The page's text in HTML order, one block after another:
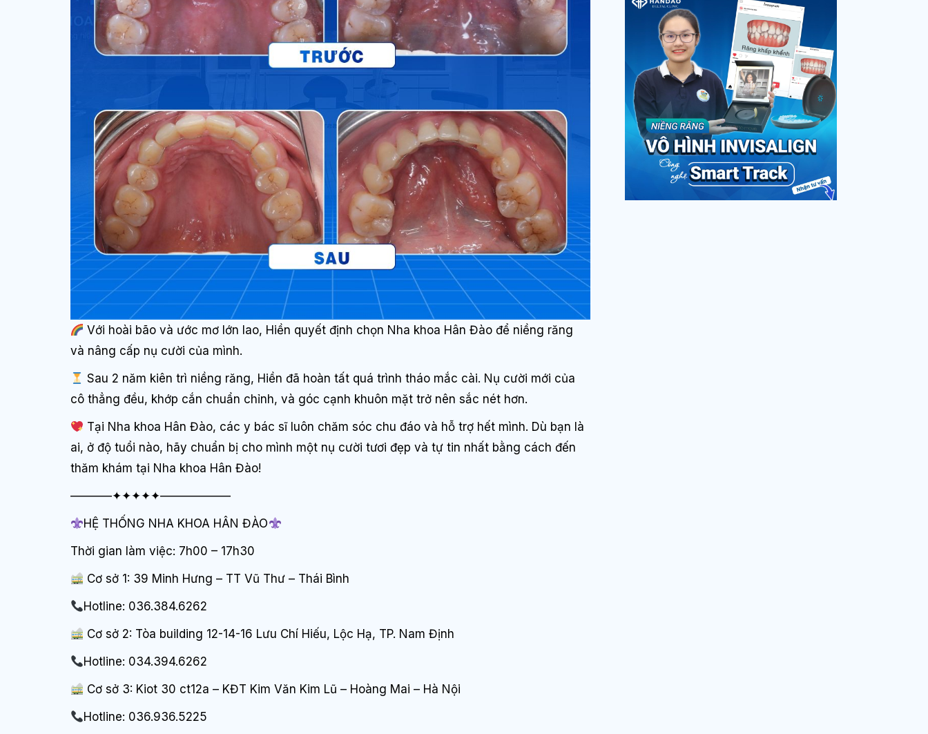
Với hoài bão và ước mơ lớn lao, Hiền quyết định chọn Nha khoa Hân Đào để niềng răng
và nâng cấp nụ cười của mình.
Sau 2 năm kiên trì niềng răng, Hiền đã hoàn tất quá trình tháo mắc cài. Nụ cười mới của
cô thẳng đều, khớp cắn chuẩn chỉnh, và góc cạnh khuôn mặt trở nên sắc nét hơn.
Tại Nha khoa Hân Đào, các y bác sĩ luôn chăm sóc chu đáo và hỗ trợ hết mình. Dù bạn là
ai, ở độ tuổi nào, hãy chuẩn bị cho mình một nụ cười tươi đẹp và tự tin nhất bằng cách đến
thăm khám tại Nha khoa Hân Đào!
———–✦✦✦✦✦——————
HỆ THỐNG NHA KHOA HÂN ĐÀO
Thời gian làm việc: 7h00 – 17h30
Cơ sở 1: 39 Minh Hưng – TT Vũ Thư – Thái Bình
Hotline: 036.384.6262
Cơ sở 2: Tòa building 12-14-16 Lưu Chí Hiếu, Lộc Hạ, TP. Nam Định
Hotline: 034.394.6262
Cơ sở 3: Kiot 30 ct12a – KĐT Kim Văn Kim Lũ – Hoàng Mai – Hà Nội
Hotline: 036.936.5225